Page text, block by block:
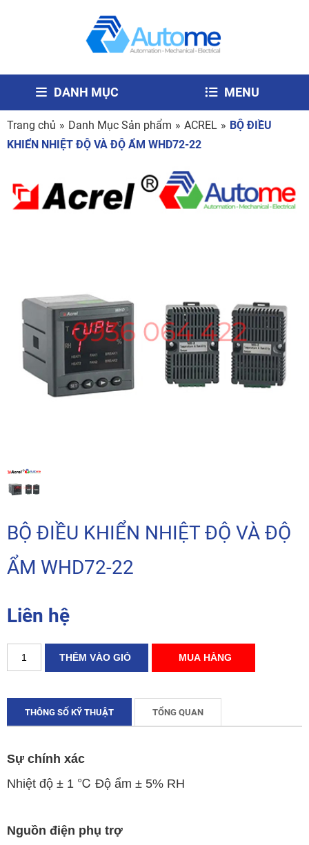
DANH MỤC MENU
Trang chủ » Danh Mục Sản phẩm » ACREL » BỘ ĐIỀU
KHIỂN NHIỆT ĐỘ VÀ ĐỘ ẨM WHD72-22
BỘ ĐIỀU KHIỂN NHIỆT ĐỘ VÀ ĐỘ
ẨM WHD72-22
Liên hệ
THÔNG SỐ KỸ THUẬT TỔNG QUAN
Sự chính xác
Nhiệt độ ± 1 ℃ Độ ẩm ± 5% RH
Nguồn điện phụ trợ